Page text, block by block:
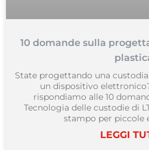
10 domande sulla
State progettando una
un dispositivo
rispondiamo alle 10
Tecnologia delle custodie di
stampo per piccole
LEGGI